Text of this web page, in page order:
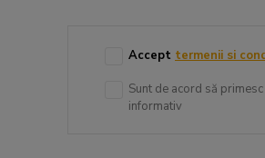
Accept termenii si
Sunt de acord să
informativ